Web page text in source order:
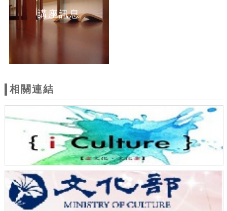
講座訊息
相關連結